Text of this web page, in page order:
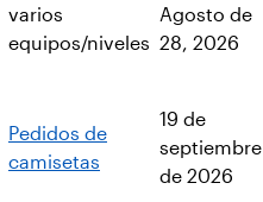
varios
equipos/niveles
Agosto de
28, 2026
Pedidos de
camisetas
19 de
septiembre
de 2026